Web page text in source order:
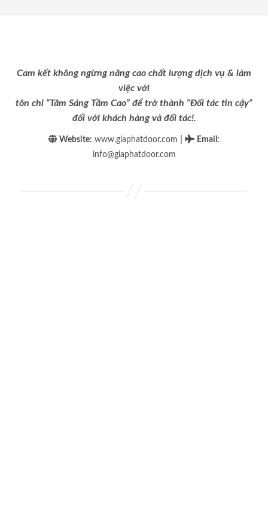
Cam kết không ngừng nâng cao chất lượng dịch vụ & làm
việc với
tôn chỉ “Tâm Sáng Tầm Cao” để trở thành “Đối tác tin cậy”
đối với khách hàng và đối tác!.
Website: www.giaphatdoor.com Email :
info@giaphatdoor.com